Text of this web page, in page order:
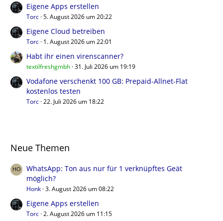
Eigene Apps erstellen
Torc 5. August 2026 um 20:22
Eigene Cloud betreiben
Torc 1. August 2026 um 22:01
Habt ihr einen virenscanner?
textilfreshgmbh 31. Juli 2026 um 19:19
Vodafone verschenkt 100 GB: Prepaid-Allnet-Flat
kostenlos testen
Torc 22. Juli 2026 um 18:22
Neue Themen
WhatsApp: Ton aus nur für 1 verknüpftes Geät
möglich?
Honk 3. August 2026 um 08:22
Eigene Apps erstellen
Torc 2. August 2026 um 11:15